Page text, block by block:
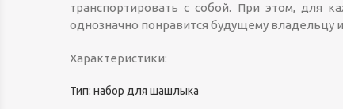
транспортировать с собой. При этом, для
однозначно понравится будущему владельцу
Характеристики:
Тип: набор для шашлыка